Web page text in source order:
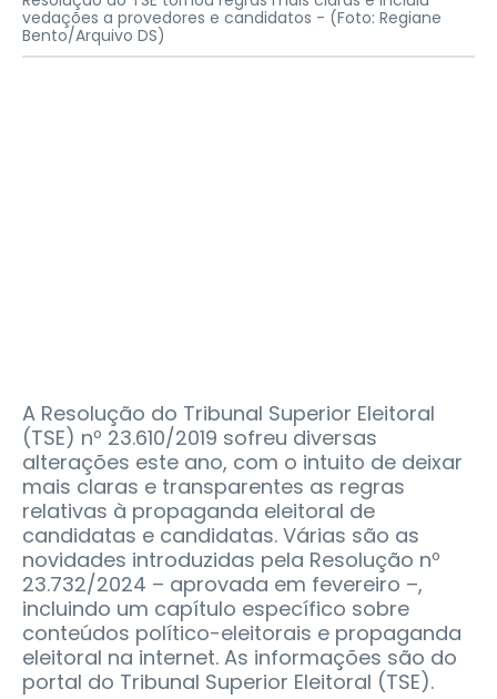
vedações a provedores e candidatos - (Foto: Regiane
Bento/Arquivo DS)
A Resolução do Tribunal Superior Eleitoral
(TSE) nº 23.610/2019 sofreu diversas
alterações este ano, com o intuito de deixar
mais claras e transparentes as regras
relativas à propaganda eleitoral de
candidatas e candidatas. Várias são as
novidades introduzidas pela Resolução nº
23.732/2024 – aprovada em fevereiro –,
incluindo um capítulo específico sobre
conteúdos político-eleitorais e propaganda
eleitoral na internet. As informações são do
portal do Tribunal Superior Eleitoral (TSE).